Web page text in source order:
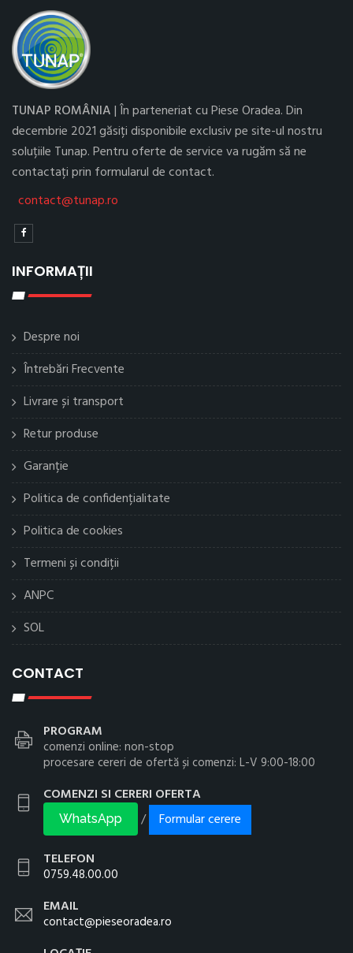
TUNAP ROMÂNIA| În parteneriat cu Piese Oradea. Din
decembrie 2021 găsiți disponibile exclusiv pe site-ul nostru
soluțiile Tunap. Pentru oferte de service va rugăm să ne
contactați prin formularul de contact.
contact@tunap.ro
INFORMAȚII
Despre noi
Întrebări Frecvente
Livrare și transport
Retur produse
Garanție
Politica de confidențialitate
Politica de cookies
Termeni și condiții
ANPC
SOL
CONTACT
PROGRAM
comenzi online: non-stop
procesare cereri de ofertă și comenzi: L-V 9:00-18:00
COMENZI SI CERERI OFERTA
WhatsApp /
Formular cerere
TELEFON
0759.48.00.00
EMAIL
contact@pieseoradea.ro